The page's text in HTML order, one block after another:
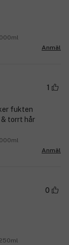
Anmäl
1
fukten
torrt hår
Anmäl
0